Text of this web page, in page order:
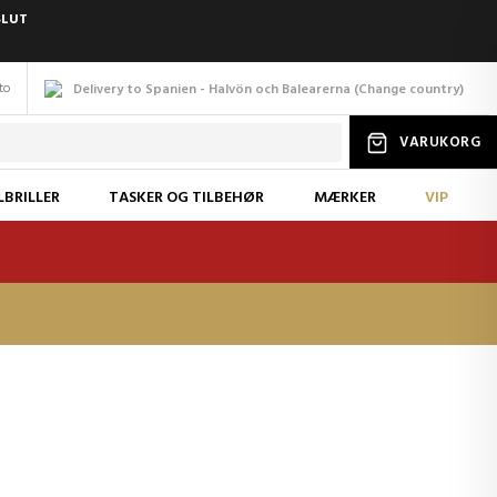
Delivery to Spanien - Halvön och Balearerna (Change country)
VARUKORG
TASKER OG TILBEHØR MÆRKER VIP